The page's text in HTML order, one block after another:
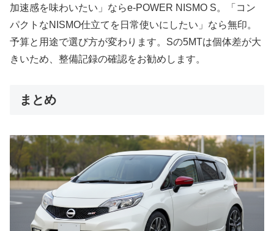
加速感を味わいたい」ならe-POWER NISMO S。「コン
パクトなNISMO仕立てを日常使いにしたい」なら無印。
予算と用途で選び方が変わります。Sの5MTは個体差が大
きいため、整備記録の確認をお勧めします。
まとめ